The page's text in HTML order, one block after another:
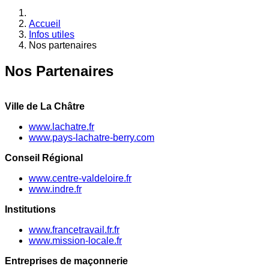
Accueil
Infos utiles
Nos partenaires
Nos Partenaires
Ville de La Châtre
www.lachatre.fr
www.pays-lachatre-berry.com
Conseil Régional
www.centre-valdeloire.fr
www.indre.fr
Institutions
www.francetravail.fr.fr
www.mission-locale.fr
Entreprises de maçonnerie